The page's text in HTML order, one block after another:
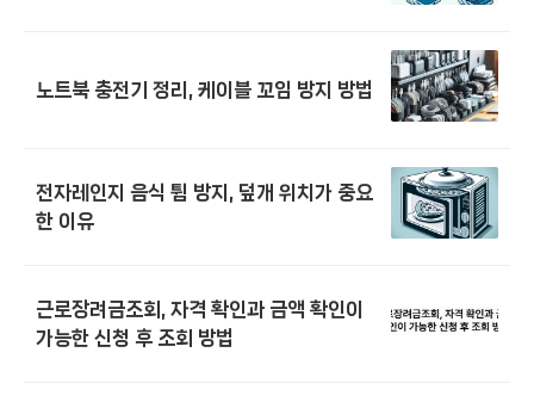
노트북 충전기 정리, 케이블 꼬임 방지 방법
전자레인지 음식 튐 방지, 덮개 위치가 중요
한 이유
근로장려금조회, 자격 확인과 금액 확인이
가능한 신청 후 조회 방법